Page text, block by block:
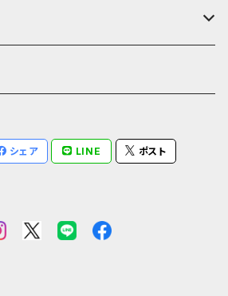
材、高価！
レア高額素材！
シェア LINE ポスト